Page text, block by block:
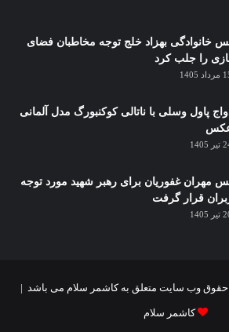
خانوادگی بهزاد خلج توجه مخاطبان فضای
را جلب کرد
1405
پاول وسلی با ناتالی کوکنبورگ مدل آلمانی
1405
مهران غفوریان برای رهبر شهید مورد توجه
قرار گرفت
1405
کاشمر سلام